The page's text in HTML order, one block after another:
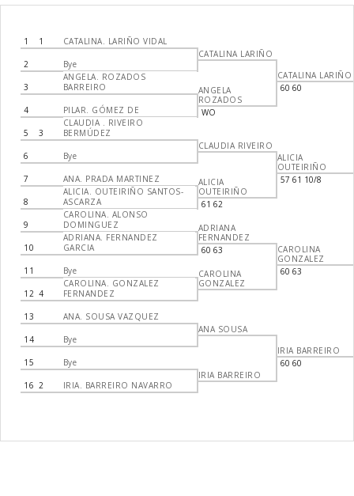
1 1 CATALINA. LARIÑO VIDAL
2 Bye
3
ANGELA. ROZADOS
BARREIRO
4 PILAR. GÓMEZ DE
5 3
CLAUDIA . RIVEIRO
BERMÚDEZ
6 Bye
7 ANA. PRADA MARTINEZ
8
ALICIA. OUTEIRIÑO SANTOS-
ASCARZA
9
CAROLINA. ALONSO
DOMINGUEZ
10
ADRIANA. FERNANDEZ
GARCIA
11 Bye
12 4
CAROLINA. GONZALEZ
FERNANDEZ
13 ANA. SOUSA VAZQUEZ
14 Bye
15 Bye
16 2 IRIA. BARREIRO NAVARRO
CATALINA LARIÑO
ANGELA
ROZADOS
WO
CLAUDIA RIVEIRO
ALICIA
OUTEIRIÑO
61 62
ADRIANA
FERNANDEZ
60 63
CAROLINA
GONZALEZ
ANA SOUSA
IRIA BARREIRO
CATALINA LARIÑO
60 60
ALICIA
OUTEIRIÑO
57 61 10/8
CAROLINA
GONZALEZ
60 63
IRIA BARREIRO
60 60